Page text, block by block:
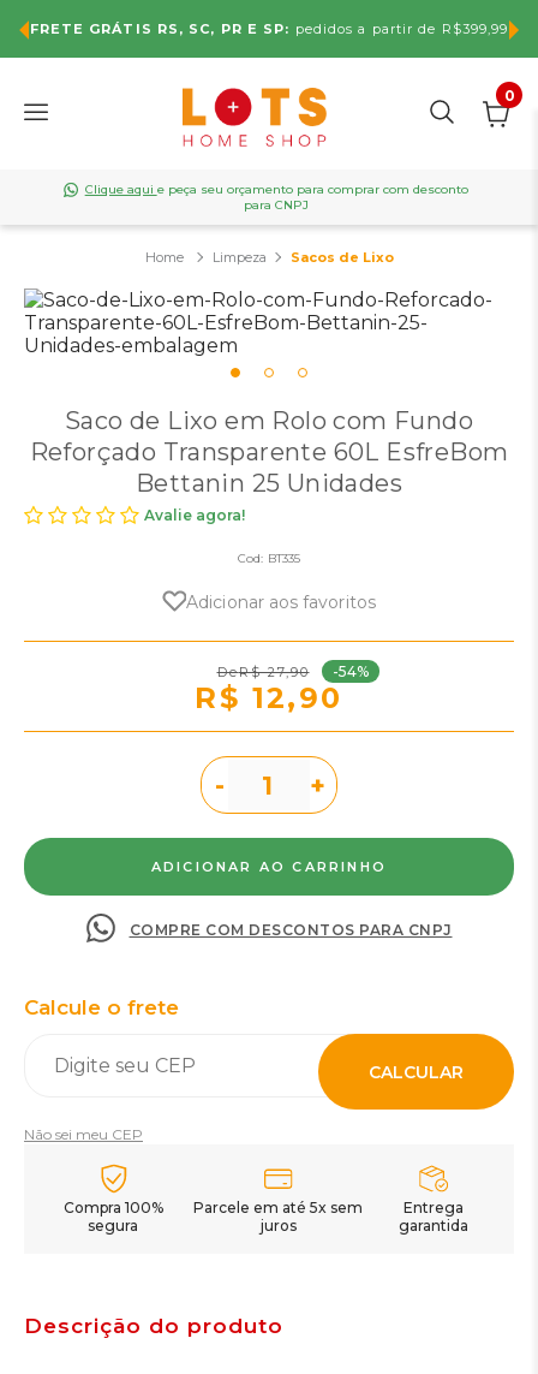
FRETE GRÁTIS RS, SC, PR E SP: pedidos a partir de R$399,99
0
Clique aqui e peça seu orçamento para comprar com desconto
para CNPJ
Limpeza Sacos de Lixo
Saco de Lixo em Rolo com Fundo
Reforçado Transparente 60L EsfreBom
Bettanin 25 Unidades
Avalie agora!
Cod: BT335
Adicionar aos favoritos
R$ 27,90 -54%
R$ 12,90
- +
COMPRE COM DESCONTOS PARA CNPJ
Calcule o frete
CALCULAR
Não sei meu CEP
Compra 100%
segura
Parcele em até 5x sem
juros
Entrega
garantida
Descrição do produto